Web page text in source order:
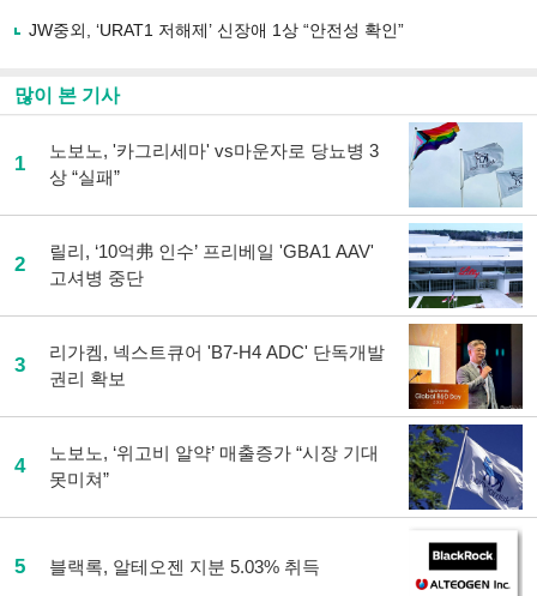
JW중외, ‘URAT1 저해제’ 신장애 1상 “안전성 확인”
많이 본 기사
1
노보노, '카그리세마' vs마운자로 당뇨병 3
상 “실패”
2
릴리, ‘10억弗 인수’ 프리베일 'GBA1 AAV'
고셔병 중단
3
리가켐, 넥스트큐어 'B7-H4 ADC' 단독개발
권리 확보
4
노보노, ‘위고비 알약’ 매출증가 “시장 기대
못미쳐”
5 블랙록, 알테오젠 지분 5.03% 취득